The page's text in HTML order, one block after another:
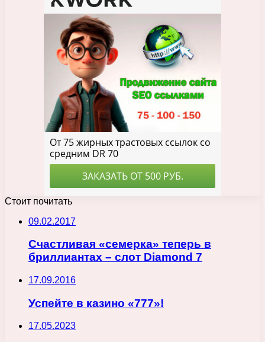
Стоит почитать
09.02.2017
Счастливая «семерка» теперь в
бриллиантах – слот Diamond 7
17.09.2016
Успейте в казино «777»!
17.05.2023